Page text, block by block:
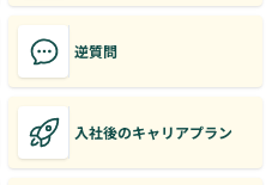
逆質問
入社後のキャリアプラン